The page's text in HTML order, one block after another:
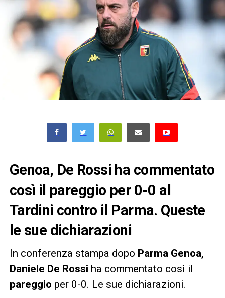
Genoa, De Rossi ha commentato
così il pareggio per 0-0 al
Tardini contro il Parma. Queste
le sue dichiarazioni
In conferenza stampa dopo Parma Genoa,
Daniele De Rossi ha commentato così il
pareggio per 0-0. Le sue dichiarazioni.